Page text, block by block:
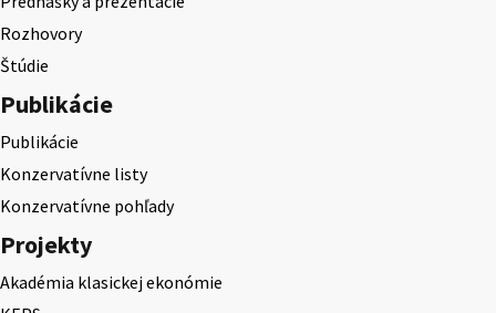
Rozhovory
Štúdie
Publikácie
Publikácie
Konzervatívne listy
Konzervatívne pohľady
Projekty
Akadémia klasickej ekonómie